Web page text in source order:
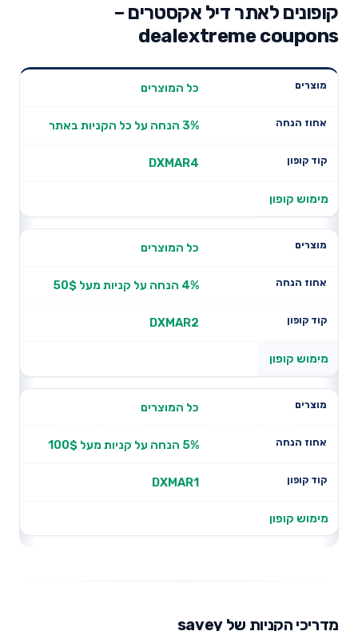
קופונים לאתר דיל אקסטרים –
dealextreme coupons
מוצרים אחוז הנחה קוד קופוןכל המוצרים
3% הנחה על כל הקניות באתר
DXMAR4
מימוש קופון
כל המוצרים
4% הנחה על קניות מעל 50$
DXMAR2
מימוש קופון
כל המוצרים
5% הנחה על קניות מעל 100$
DXMAR1
מימוש קופון
מדריכי הקניות של savey